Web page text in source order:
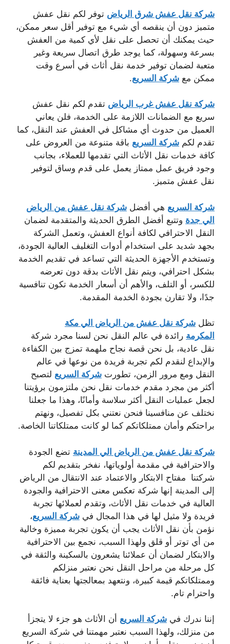
شركة نقل عفش شرق الرياض توفر لكم نقل عفش
متميز دون أن ينقصه أي شيء مع توفير أقل سعر ممكن،
حيث يمكنك أن تحصل على نقل لأي كمية من العفش
بسرعة وسهولة، كما يوجد طرق اتصال سريعة وغير
متعبة لضمان توفير خدمة نقل أثاث في أسرع وقت
ممكن مع شركة السريع.
شركة نقل عفش غرب الرياض تقدم لكم نقل عفش
سريع مع الضمانات اللازمة على الخدمة، فلن يعاني
العميل من حدوث أي مشاكل في العفش عند النقل، كما
تقدم لكم شركة السريع باقة متنوعة من العروض على
كافة خدمات نقل الأثاث التي تقدمها للعملاء، بجانب
وجود فريق عمل ممتاز يعمل على قدم وساق لتوفير
نقل عفش متميز.
شركة السريع هي أفضل شركة نقل عفش من الرياض
الي جدة وتتبع أفضل الطرق الحديثة والمتقدمة لضمان
النقل الاحترافي لكافة أنواع العفش، وتعمل الشركة
بجهد شديد على استخدام أدوات التغليف العالية الجودة،
وتستخدم الأجهزة الحديثة التي تساعد في تقديم الخدمة
بشكل احترافي، ويتم نقل الأثاث بدقة دون تعرضه
للكسر، أو التلف، والأهم أن أسعار الخدمة تكون تنافسية
جدًا، ولا تقارن بجودة الخدمة المقدمة.
تظل شركة نقل عفش من الرياض الي مكة
المكرمة رائدة في عالم النقل نحن لسنا مجرد شركة
نقل عادية، بل نحن قصة نجاح ملهمة تمزج بين الكفاءة
والإبداع لنقدم لكم تجربة فريدة من نوعها في عالم
النقل ومع مرور الزمن، تطورت شركة السريع لتصبح
أكثر من مجرد مقدم خدمات نقل نحن ملتزمون برؤيتنا
لجعل عمليات النقل أكثر سلاسة وأمانًا، وهذا ما جعلنا
نختلف عن منافسينا فنحن نعتني بكل تفصيل، ونهتم
براحتكم وأمان ممتلكاتكم كما لو كانت ممتلكاتنا الخاصة.
شركة نقل عفش من الرياض الي المدينة تضع الجودة
والاحترافية في مقدمة أولوياتها، نفخر بتقديم لكم
شركتنا مفتاح الابتكار والاعتماد عند الانتقال من الرياض
إلى المدينة إنها شركة تعكس معنى الاحترافية والجودة
العالية في خدمات نقل الأثاث، وتقدم لعملائها تجربة
فريدة ولا مثيل لها في هذا المجال في شركة السريع،
نؤمن بأن نقل الأثاث يجب أن يكون تجربة مميزة وخالية
من أي توتر أو قلق ولهذا السبب، نجمع بين الاحترافية
والابتكار لضمان أن عملائنا يشعرون بالسكينة والثقة في
كل مرحلة من مراحل النقل نحن نعتبر منزلكم
وممتلكاتكم قيمة كبيرة، ونتعهد بمعالجتها بعناية فائقة
واحترام تام.
إننا ندرك في شركة السريع أن الأثاث هو جزء لا يتجزأ
من منزلك، ولهذا السبب نعتبر مهمتنا في شركة السريع